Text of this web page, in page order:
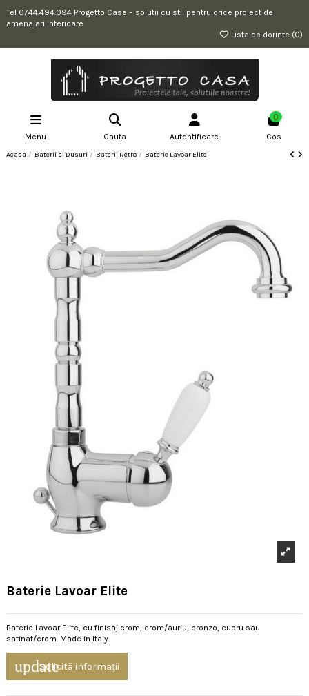
Tel 0744.494.094 Progetto Casa – solutii cu stil pentru orice proiect de
amenajari interioare
Lista de dorinte (0)
Menu Cauta Autentificare
0
Cos
Acasa Baterii si Dusuri Baterii Retro Baterie Lavoar Elite
Baterie Lavoar Elite
Baterie Lavoar Elite, cu finisaj crom, crom/auriu, bronzo, cupru sau
satinat/crom. Made in Italy.
updateSolicită informații